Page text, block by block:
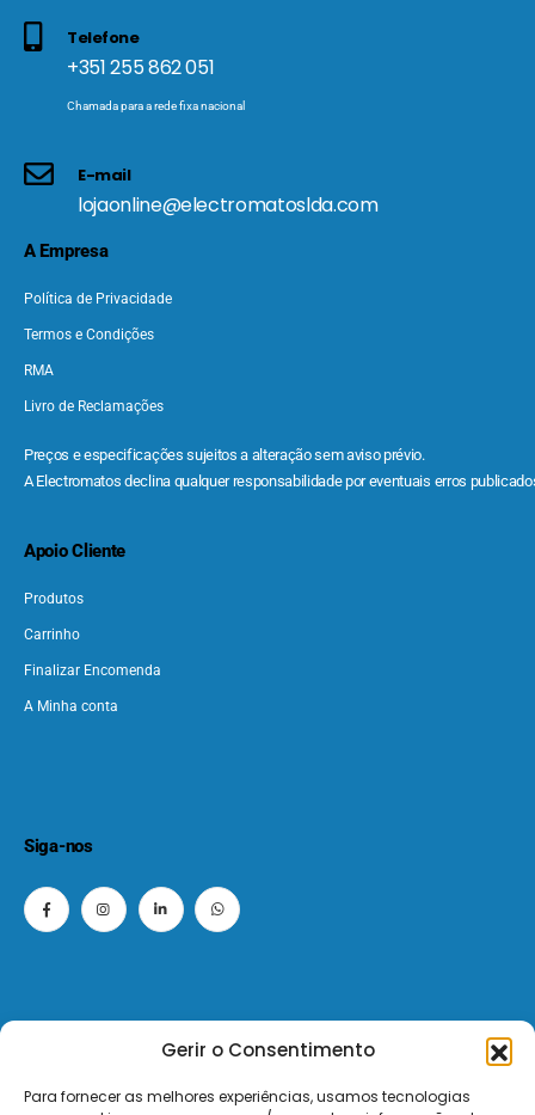
Gerir o Consentimento
Para fornecer as melhores experiências, usamos tecnologias
Telefone
+351 255 862 051
Chamada para a rede fixa nacional
E-mail
lojaonline@electromatoslda.com
A Empresa
Política de Privacidade
Termos e Condições
RMA
Livro de Reclamações
Preços e especificações sujeitos a alteração sem aviso prévio.
A Electromatos declina qualquer responsabilidade por eventuais erros
Apoio Cliente
Produtos
Carrinho
Finalizar Encomenda
A Minha conta
Siga-nos